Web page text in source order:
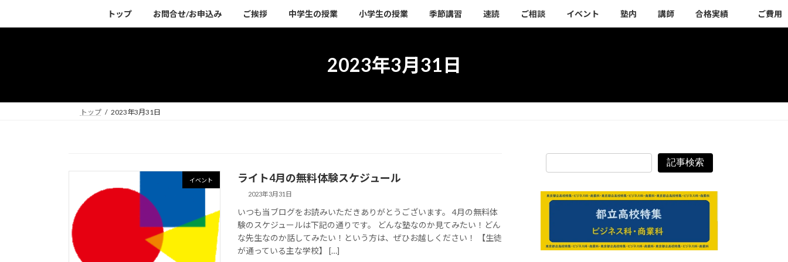
キ
に
トップ お問合せ/お申込み ご挨拶 中学生の授業 小学生の授業 季節講習 速読 ご相談 イベント 塾内 講師 合格実績 ご費用
2023年3月31日
トップ 2023年3月31日
イベント ライト4月の無料体験スケジュール
2023年3月31日
いつも当ブログをお読みいただきありがとうございます。 4月の無料体
験のスケジュールは下記の通りです。 どんな塾なのか見てみたい！どん
な先生なのか話してみたい！という方は、ぜひお越しください！ 【生徒
が通っている主な学校】 […]
記事検索